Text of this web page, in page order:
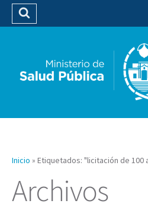
Buscar
Inicio » Etiquetados: "licitación de 100
Archivos